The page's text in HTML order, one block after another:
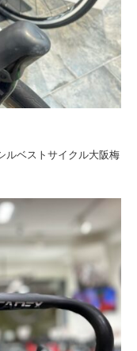
ルベストサイクル大阪梅